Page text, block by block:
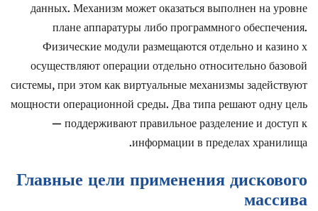
данных. Механизм может оказаться выполнен на уровне
плане аппаратуры либо программного обеспечения.
Физические модули размещаются отдельно и казино х
осуществляют операции отдельно относительно базовой
системы, при этом как виртуальные механизмы задействуют
мощности операционной среды. Два типа решают одну цель
— поддерживают правильное разделение и доступ к
информации в пределах хранилища.
Главные цели применения дискового
массива